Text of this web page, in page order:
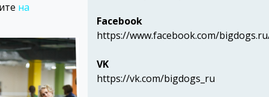
на
Facebook
https://www.facebook.com/
VK
https://vk.com/bigdogs_ru